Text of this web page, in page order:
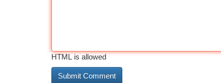
HTML is allowed